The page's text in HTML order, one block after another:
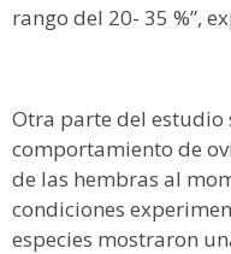
rango del 20- 35 %”,
Otra parte del estudio
comportamiento de
de las hembras al
condiciones
especies mostraron